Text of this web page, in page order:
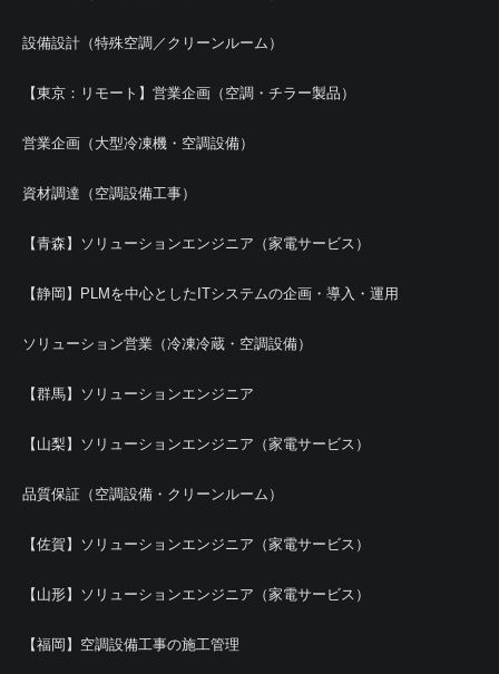
設備設計（特殊空調／クリーンルーム）
【東京：リモート】営業企画（空調・チラー製品）
営業企画（大型冷凍機・空調設備）
資材調達（空調設備工事）
【青森】ソリューションエンジニア（家電サービス）
【静岡】PLMを中心としたITシステムの企画・導入・運用
ソリューション営業（冷凍冷蔵・空調設備）
【群馬】ソリューションエンジニア
【山梨】ソリューションエンジニア（家電サービス）
品質保証（空調設備・クリーンルーム）
【佐賀】ソリューションエンジニア（家電サービス）
【山形】ソリューションエンジニア（家電サービス）
【福岡】空調設備工事の施工管理